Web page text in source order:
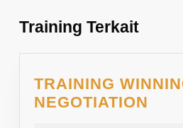
Training Terkait
TRAINING
NEGOTIATION